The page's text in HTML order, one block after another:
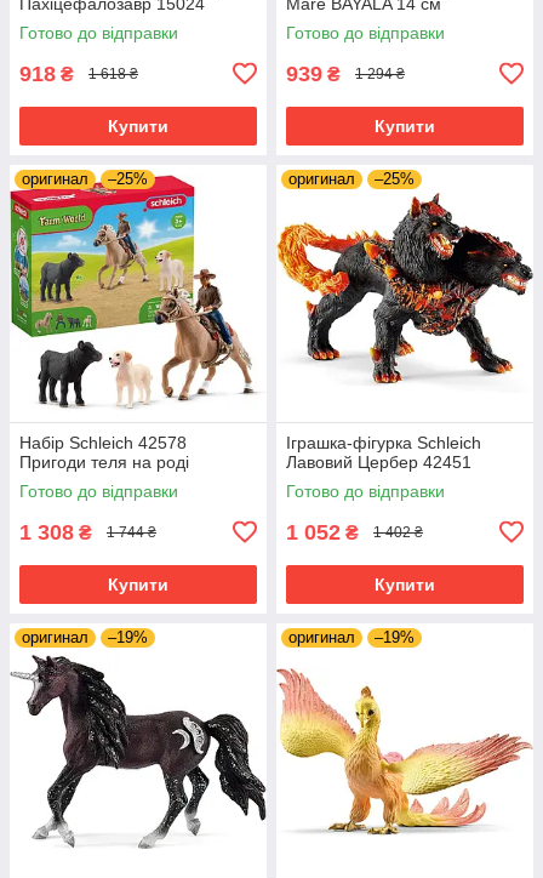
Готово до відправки
918 ₴ 1 618 ₴
Купити
Готово до відправки
939 ₴ 1 294 ₴
Купити
оригинал –25%
Набір Schleich 42578
Пригоди теля на роді
Готово до відправки
1 308 ₴ 1 744 ₴
Купити
оригинал –25%
Іграшка-фігурка Schleich
Лавовий Цербер 42451
Готово до відправки
1 052 ₴ 1 402 ₴
Купити
оригинал –19% оригинал –19%